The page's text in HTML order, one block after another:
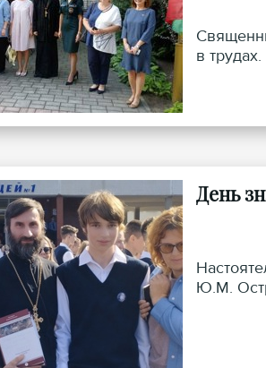
в трудах.
День
Ю.М.